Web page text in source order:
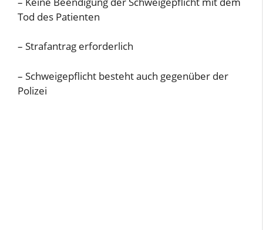
Tod des Patienten
– Strafantrag erforderlich
– Schweigepflicht besteht auch gegenüber der
Polizei